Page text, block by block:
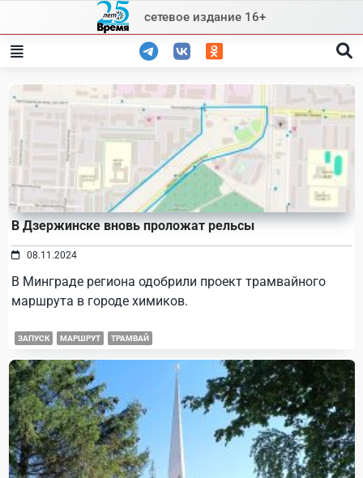
content
сетевое издание 16+
В Дзержинске вновь проложат рельсы
08.11.2024
В Минграде региона одобрили проект трамвайного
маршрута в городе химиков.
ЗАПУСК МАРШРУТ ТРАМВАЙ